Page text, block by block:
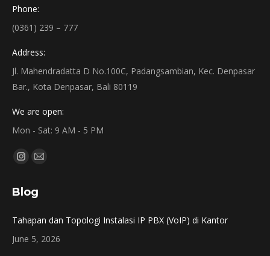
Phone:
(0361) 239 – 777
Address:
Jl. Mahendradatta D No.100C, Padangsambian, Kec. Denpasar
Bar., Kota Denpasar, Bali 80119
We are open:
Mon - Sat: 9 AM - 5 PM
Find us on:
Instagram
opens
new
window
Mail
new
window
Blog
Tahapan dan Topologi Instalasi IP PBX (VoIP) di Kantor
June 5, 2026